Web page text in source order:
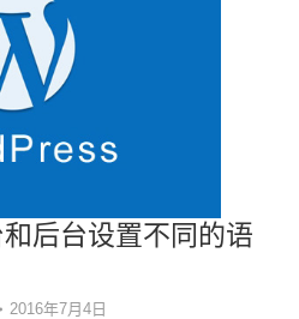
后台设置不同的语
2016年7月4日